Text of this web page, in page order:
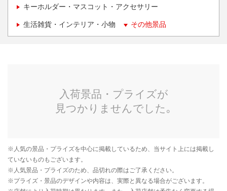
キーホルダー・マスコット・アクセサリー
生活雑貨・インテリア・小物 その他景品